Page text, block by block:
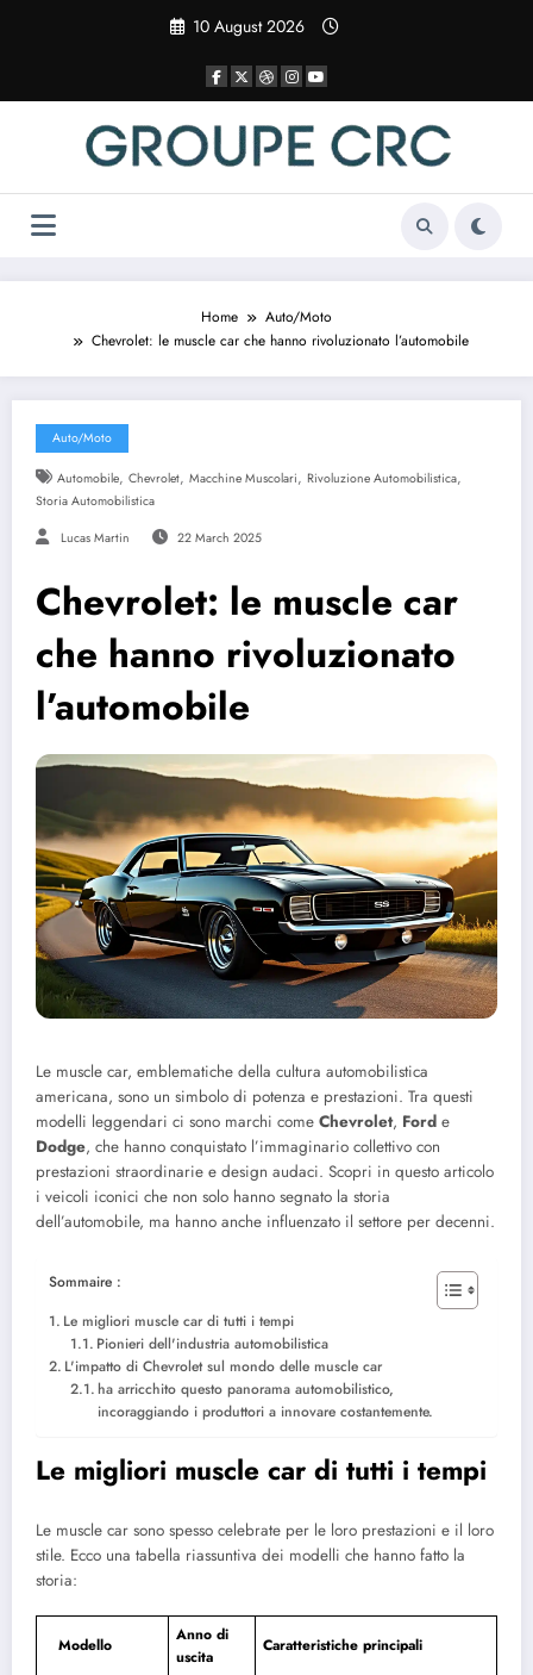
10 August 2026
Home
Auto/Moto
Chevrolet: le muscle car che hanno rivoluzionato l’automobile
Auto/Moto
Automobile, Chevrolet, Macchine Muscolari, Rivoluzione Automobilistica,
Storia Automobilistica
Lucas Martin 22 March 2025
Chevrolet: le muscle car
che hanno rivoluzionato
l’automobile
Le muscle car, emblematiche della cultura automobilistica
americana, sono un simbolo di potenza e prestazioni. Tra questi
modelli leggendari ci sono marchi come Chevrolet, Ford e
Dodge, che hanno conquistato l’immaginario collettivo con
prestazioni straordinarie e design audaci. Scopri in questo articolo
i veicoli iconici che non solo hanno segnato la storia
dell’automobile, ma hanno anche influenzato il settore per decenni.
Sommaire :
Le migliori muscle car di tutti i tempi
Pionieri dell'industria automobilistica
L'impatto di Chevrolet sul mondo delle muscle car
ha arricchito questo panorama automobilistico,
incoraggiando i produttori a innovare costantemente.
Le migliori muscle car di tutti i tempi
Le muscle car sono spesso celebrate per le loro prestazioni e il loro
stile. Ecco una tabella riassuntiva dei modelli che hanno fatto la
storia:
Modello
Anno di
uscita
Caratteristiche principali